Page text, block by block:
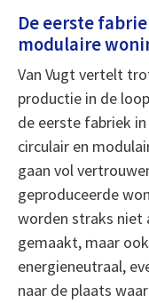
De eerste
modulaire
Van Vugt vertelt
productie in de
de eerste fabriek
circulair en
gaan vol
geproduceerde
worden straks niet
gemaakt, maar
energieneutraal,
naar de plaats